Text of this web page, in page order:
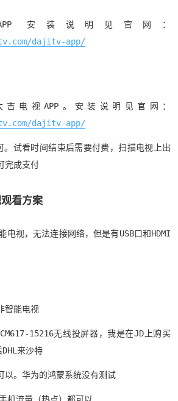
安装说明见官网：
dajitv-app/
电视APP。安装说明见官网：
dajitv-app/
。试看时间结束后需要付费，扫描电视上出
完成支付
看方案
电视，无法连接网络，但是有USB口和HDMI
智能电视
15216无线投屏器，我是在JD上购买
来沙特
以。华为的鸿蒙系统没有测试